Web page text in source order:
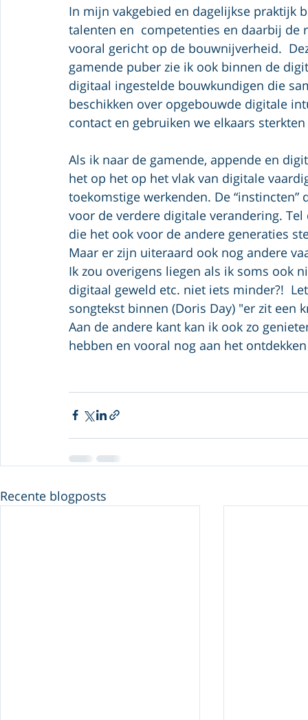
In mijn vakgebied en dagelijkse praktijk
talenten en  competenties en daarbij
vooral gericht op de bouwnijverheid.
gamende puber zie ik ook binnen de
digitaal ingestelde bouwkundigen die
beschikken over opgebouwde digitale
contact en gebruiken we elkaars
Als ik naar de gamende, appende en
het op het op het vlak van digitale
toekomstige werkenden. De
voor de verdere digitale verandering.
die het ook voor de andere generaties
Maar er zijn uiteraard ook nog andere
Ik zou overigens liegen als ik soms ook
digitaal geweld etc. niet iets minder?!
songtekst binnen (Doris Day) "er zit een
Aan de andere kant kan ik ook zo
hebben en vooral nog aan het
Recente blogposts